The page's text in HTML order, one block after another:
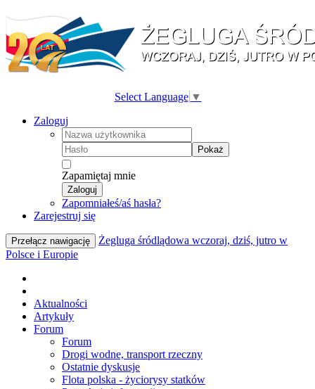
Select Language ▼
Zaloguj
Pokaż
Zapamiętaj mnie
Zaloguj
Zapomniałeś/aś hasła?
Zarejestruj się
Przełącz nawigację
Żegluga śródlądowa wczoraj, dziś, jutro w
Polsce i Europie
Aktualności
Artykuły
Forum
Forum
Drogi wodne, transport rzeczny
Ostatnie dyskusje
Flota polska - życiorysy statków